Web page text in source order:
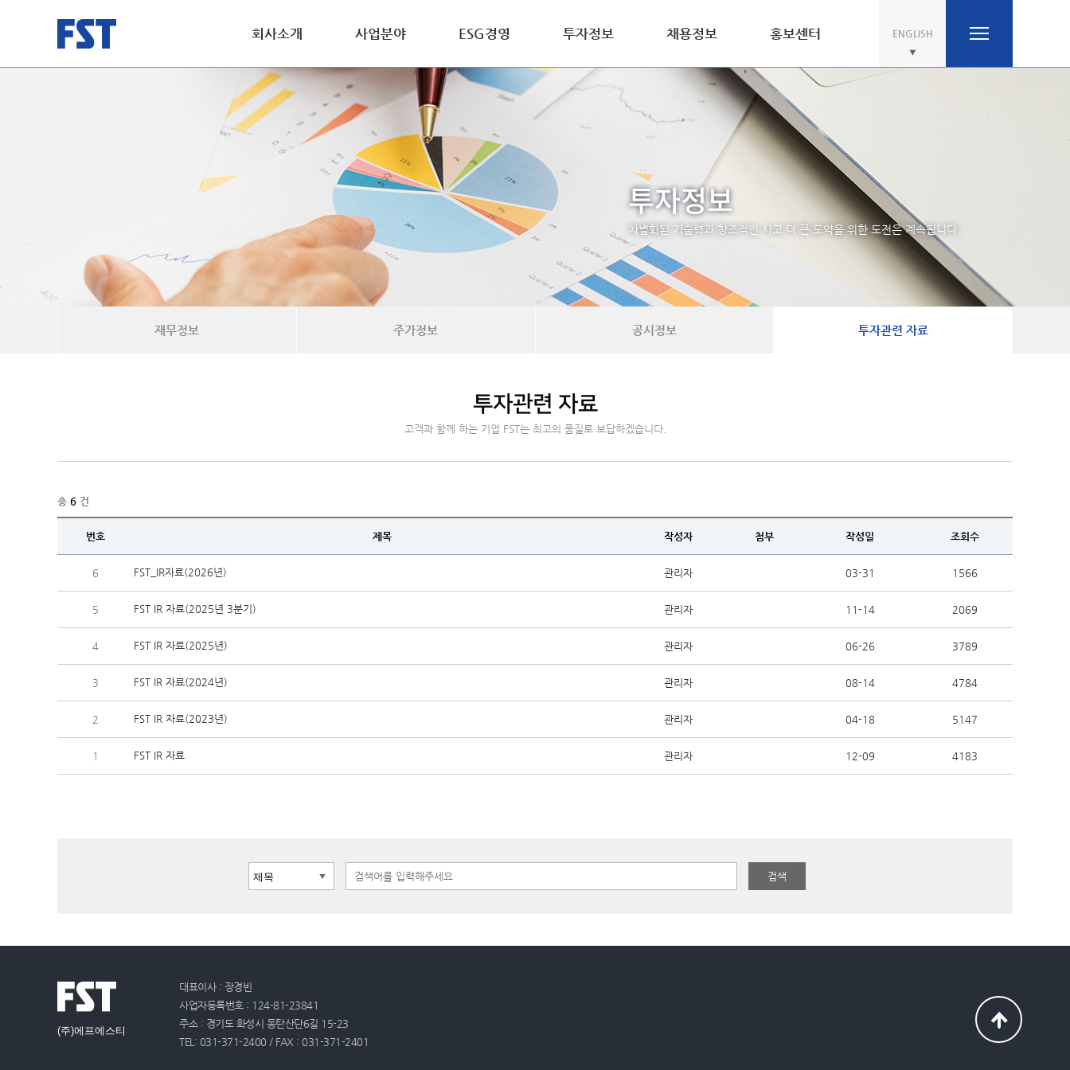
회사소개 사업분야 ESG경영 투자정보 채용정보 홍보센터 ENGLISH
투자정보
차별화된 기술력과 창조적인 사고 더 큰 도약을 위한 도전은 계속됩니다.
재무정보 주가정보 공시정보 투자관련 자료
투자관련 자료
고객과 함께 하는 기업 FST는 최고의 품질로 보답하겠습니다.
총 6 건
번호 제목 작성자 첨부 작성일 조회수
6 FST_IR자료(2026년) 관리자 03-31 1566
5 FST IR 자료(2025년 3분기) 관리자 11-14 2069
4 FST IR 자료(2025년) 관리자 06-26 3789
3 FST IR 자료(2024년) 관리자 08-14 4784
2 FST IR 자료(2023년) 관리자 04-18 5147
1 FST IR 자료 관리자 12-09 4183
(주)에프에스티
대표이사 : 장경빈
사업자등록번호 : 124-81-23841
주소 : 경기도 화성시 동탄산단6길 15-23
TEL: 031-371-2400 / FAX : 031-371-2401